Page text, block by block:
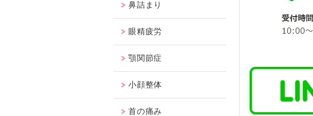
鼻詰まり
眼精疲労
顎関節症
小顔整体
首の痛み